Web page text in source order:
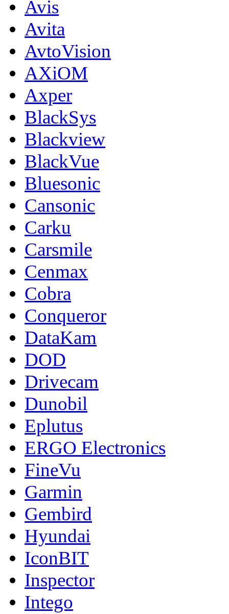
Avis
Avita
AvtoVision
AXiOM
Axper
BlackSys
Blackview
BlackVue
Bluesonic
Cansonic
Carku
Carsmile
Cenmax
Cobra
Conqueror
DataKam
DOD
Drivecam
Dunobil
Eplutus
ERGO Electronics
FineVu
Garmin
Gembird
Hyundai
IconBIT
Inspector
Intego